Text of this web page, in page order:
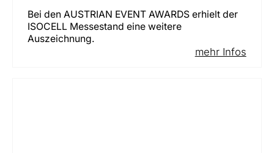
Bei den AUSTRIAN EVENT AWARDS erhielt der
ISOCELL Messestand eine weitere
Auszeichnung.
mehr Infos